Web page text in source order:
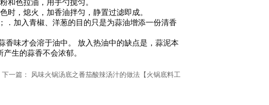
和色拉油，用手勺搅匀。
火，加香油拌匀，静置过滤即成。
加入青椒、洋葱的目的只是为蒜油增添一份清香
会溶于油中。 放入热油中的缺点是，蒜泥本
生的蒜香不会浓郁。
一篇：
风味火锅汤底之番茄酸辣汤汁的做法【火锅底料工